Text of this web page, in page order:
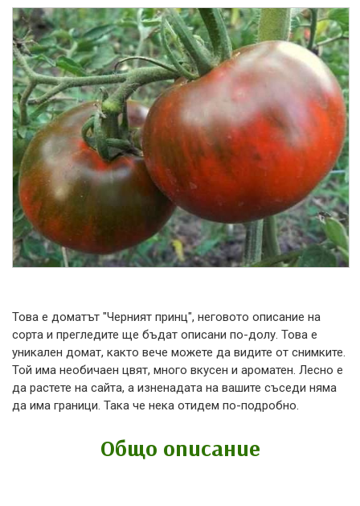
Това е доматът "Черният принц", неговото описание на
сорта и прегледите ще бъдат описани по-долу. Това е
уникален домат, както вече можете да видите от снимките.
Той има необичаен цвят, много вкусен и ароматен. Лесно е
да растете на сайта, а изненадата на вашите съседи няма
да има граници. Така че нека отидем по-подробно.
Общо описание